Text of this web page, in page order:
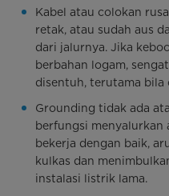
Kabel atau colokan
retak, atau sudah aus
dari jalurnya. Jika
berbahan logam,
disentuh, terutama bila
Grounding tidak ada
berfungsi menyalurkan
bekerja dengan baik,
kulkas dan
instalasi listrik lama.